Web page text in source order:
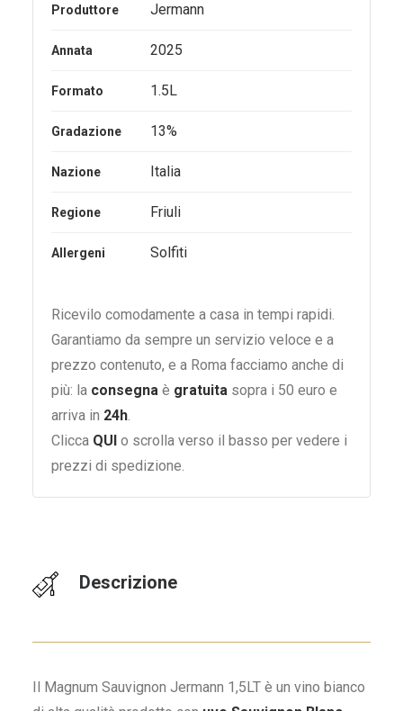
Produttore Jermann
Annata 2025
Formato 1.5L
Gradazione 13%
Nazione Italia
Regione Friuli
Allergeni Solfiti
Ricevilo comodamente a casa in tempi rapidi.
Garantiamo da sempre un servizio veloce e a
prezzo contenuto, e a Roma facciamo anche di
più: la consegna è gratuita sopra i 50 euro e
arriva in 24h.
Clicca QUI o scrolla verso il basso per vedere i
prezzi di spedizione.
Descrizione
Il Magnum Sauvignon Jermann 1,5LT è un vino bianco